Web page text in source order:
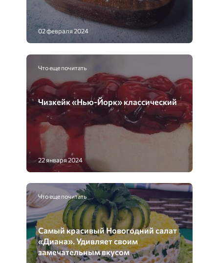
02 февраля 2024
Что еще почитать
Чизкейк «Нью-Йорк» классический
22 января 2024
Что еще почитать
Самый красивый Новогодний салат
«Диана». Удивляет своим
замечательным вкусом